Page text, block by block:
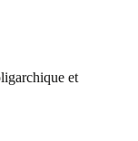
et